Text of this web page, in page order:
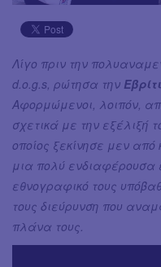
Λίγο πριν την
d.o.g.s, ρώτησα την
Αφορμώμενοι, λοιπόν,
σχετικά με την εξέλιξή
οποίος ξεκίνησε μεν
μια πολύ
εθνογραφικό τους
τους διεύρυνση που
πλάνα τους.